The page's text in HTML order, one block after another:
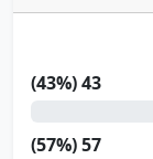
43 (43%)
57 (57%)